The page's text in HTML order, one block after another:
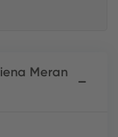
Meran